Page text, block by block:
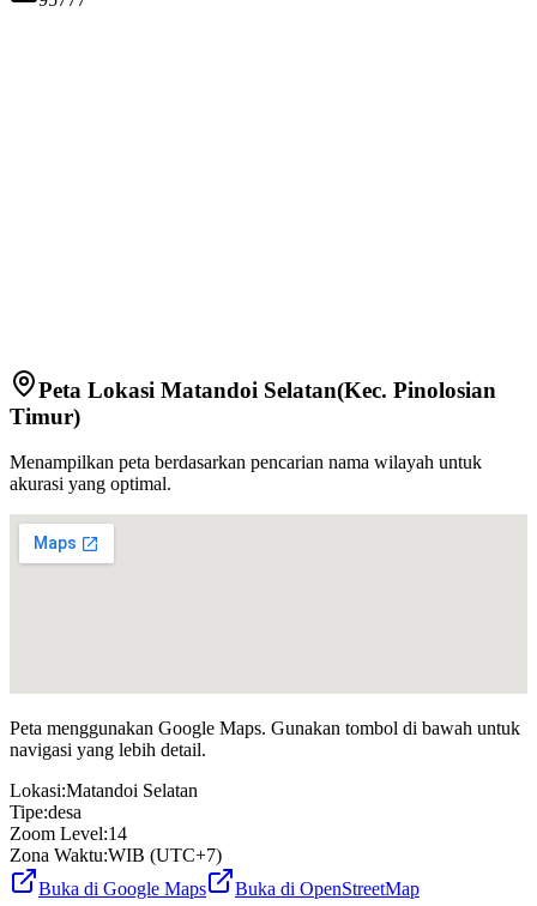
Peta Lokasi Matandoi Selatan(Kec. Pinolosian
Timur)
Menampilkan peta berdasarkan pencarian nama wilayah untuk
akurasi yang optimal.
Peta menggunakan Google Maps. Gunakan tombol di bawah untuk
navigasi yang lebih detail.
Lokasi:Matandoi Selatan
Tipe:desa
Zoom Level:14
Zona Waktu:WIB (UTC+7)
Buka di Google Maps
Buka di OpenStreetMap